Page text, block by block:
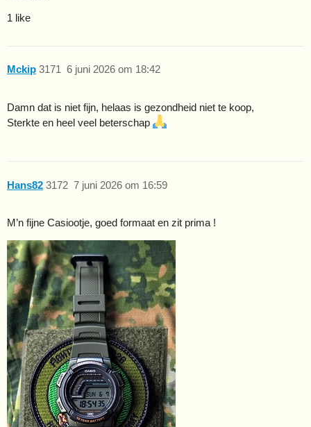
1 like
Mckip 6 juni 2026 om 18:42
3171
Damn dat is niet fijn, helaas is gezondheid niet te koop,
Sterkte en heel veel beterschap
Hans82 7 juni 2026 om 16:59
3172
M’n fijne Casiootje, goed formaat en zit prima !